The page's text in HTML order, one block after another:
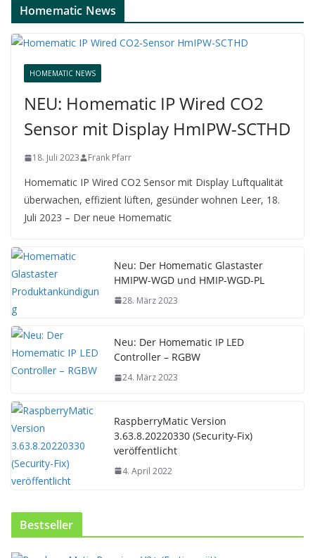
Homematic News
HOMEMATIC NEWS
NEU: Homematic IP Wired CO2
Sensor mit Display HmIPW-SCTHD
18. Juli 2023 Frank Pfarr
Homematic IP Wired CO2 Sensor mit Display Luftqualität
überwachen, effizient lüften, gesünder wohnen Leer, 18.
Juli 2023 – Der neue Homematic
Neu: Der Homematic Glastaster
HMIPW-WGD und HMIP-WGD-PL
28. März 2023
Neu: Der Homematic IP LED
Controller – RGBW
24. März 2023
RaspberryMatic Version
3.63.8.20220330 (Security-Fix)
veröffentlicht
4. April 2022
Bestseller